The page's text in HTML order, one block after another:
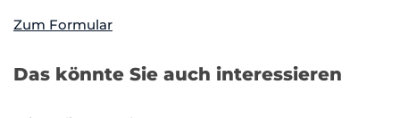
Zum Formular
Das könnte Sie auch interessieren